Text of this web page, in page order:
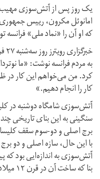
یک روز پس از آتش‌سوزی مهیب
امانوئل مکرون، رییس جمهوری
که او آن را «نماد ملی»
به مردم فرانسه نوشت: «ما
کرد. من می‌خواهم این کار در
کار را انجام دهیم.»
آتش‌سوزی شامگاه‌ دوشنبه در
سنگینی به این بنای تاریخی
برج اصلی و دو-سوم سقف
با این حال، سازه اصلی و دو
آتش‌سوزی به اندازه‌ایی بود
بنا که ساخت آن در قرن ۱۲ میلادی شروع شده بود فرو بریزد.